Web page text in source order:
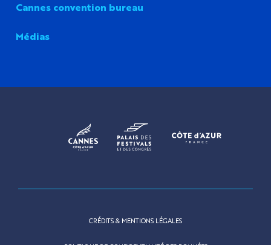
Cannes convention bureau
Médias
CRÉDITS & MENTIONS LÉGALES